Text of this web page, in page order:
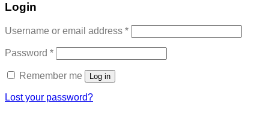
Login
Username or email address *Required
Password *Required
Remember me Log in
Lost your password?